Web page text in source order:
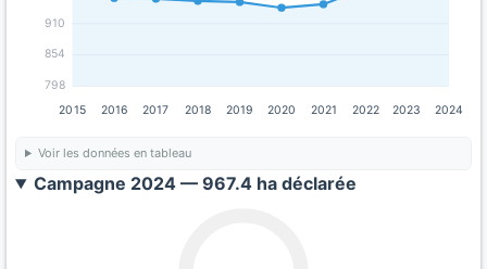
798
854
910
2015 2016 2017 2018 2019 2020 2021 2022 2023 2024
Voir les données en tableau
Campagne 2024 — 967.4 ha déclarée